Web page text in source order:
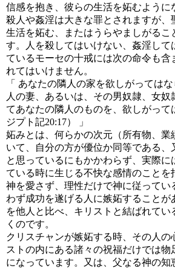
信感を抱き、彼らの生活を妬むように
殺人や姦淫は大きな罪とされますが、
生活を妬む、またはうらやましがるこ
す。人を殺してはいけない、姦淫して
ているモーセの十戒には次の命令も含
れてはいけません。
「 あなたの隣人の家を欲しがっては
人の妻、あるいは、その男奴隷、女
てあなたの隣人のものを、欲しがって
ジプト記20:17）
」
妬みとは、何らかの次元（所有物、業
いて、自分の方が優位か同等である、
と思っているにもかかわらず、実際に
ている時に生じる不快な感情のことを
神を愛さず、理性だけで神に従ってい
わず成功を遂げる人に嫉妬することが
を他人と比べ、キリストと結ばれてい
くのです。
クリスチャンが嫉妬する時、その人の
ストの内にある諸々の祝福だけでは物
になっています。又は、父なる神の知